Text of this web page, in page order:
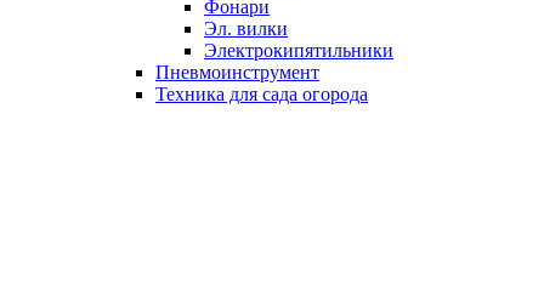
Фонари
Эл. вилки
Электрокипятильники
Пневмоинструмент
Техника для сада огорода